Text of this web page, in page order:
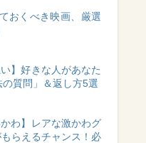
おくべき映画、厳選
い】好きな人があなた
質問」＆返し方5選
かわ】レアな激かわグ
もらえるチャンス！必